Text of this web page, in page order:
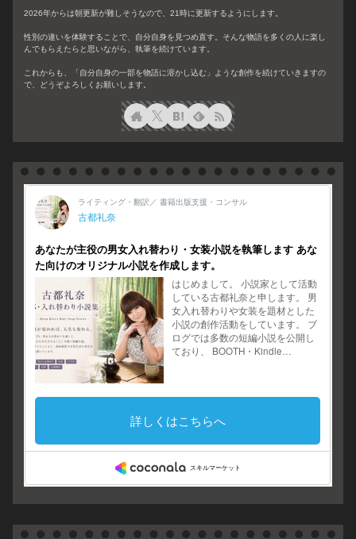
2026年からは朝更新が難しそうなので、21時に更新するようにします。
性別の違いを体験することで、自分自身を見つめ直す。そんな物語を多くの人に楽し
んでもらえたらと思いながら、執筆を続けています。
これからも、「自分自身の一部を物語に溶かし込む」ような創作を続けていきますの
で、どうぞよろしくお願いします。